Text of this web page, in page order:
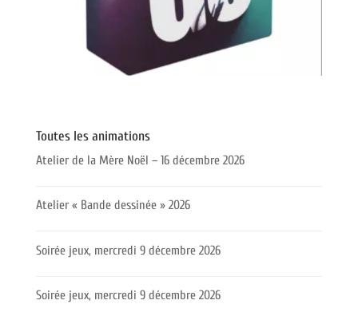
Toutes les animations
Atelier de la Mère Noël – 16 décembre 2026
Atelier « Bande dessinée » 2026
Soirée jeux, mercredi 9 décembre 2026
Soirée jeux, mercredi 9 décembre 2026